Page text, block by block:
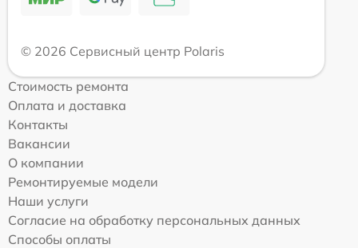
© 2026 Сервисный центр Polaris
Стоимость ремонта
Оплата и доставка
Контакты
Вакансии
О компании
Ремонтируемые модели
Наши услуги
Согласие на обработку персональных данных
Способы оплаты